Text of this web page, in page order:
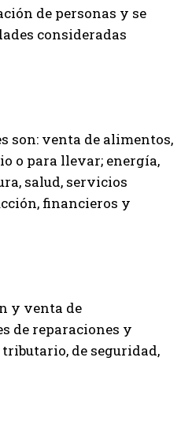
de personas y se
consideradas
son: venta de alimentos,
o para llevar; energía,
salud, servicios
financieros y
y venta de
de reparaciones y
de seguridad,